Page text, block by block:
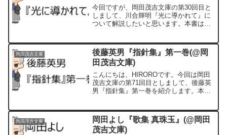
今回ですが、岡田茂吉文庫の第30回目と
しまして、川合輝明『光に導かれて』に
ついて解説したいと思います。本書は今
界救世教総長など重職を歴任した川合輝
明氏です。
岡田茂吉文庫
後藤英男『指針集』第一巻(@岡
田茂吉文庫)
こんにちは、HIROROです。今回は岡田
茂吉文庫の第71回目としまして、後藤英
男『指針集』第一巻を紹介します。本書
まとめられたものです。(元は救世神教の
機関紙「五光」に...
岡田茂吉文庫
岡田よし『歌集 真珠玉』(@岡田
茂吉文庫)